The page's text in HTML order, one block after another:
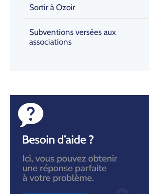
Sortir à Ozoir
Subventions versées aux
associations